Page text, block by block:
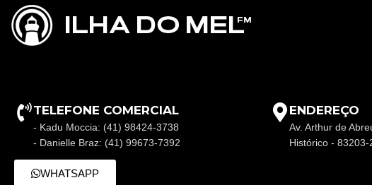
TELEFONE COMERCIAL
- Kadu Moccia: (41) 98424-3738
- Danielle Braz: (41) 99673-7392
WHATSAPP
ENDEREÇO
Av. Arthur de
Histórico -